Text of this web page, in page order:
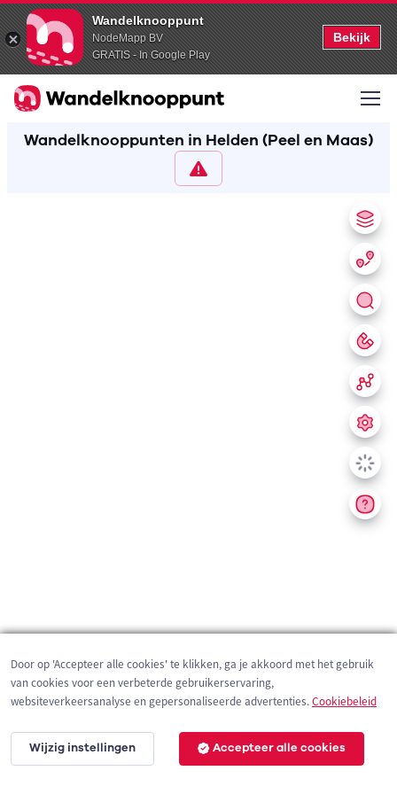
Wandelknooppunt
NodeMapp BV
GRATIS - In Google Play
Bekijk
Wandelknooppunten in Helden (Peel en Maas)
200 m
Door op 'Accepteer alle cookies' te klikken, ga je akkoord met het gebruik
van cookies voor een verbeterde gebruikerservaring,
websiteverkeersanalyse en gepersonaliseerde advertenties.Cookiebeleid
Wijzig instellingen Accepteer alle cookies